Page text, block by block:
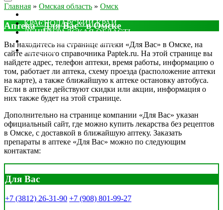
КРАСНОДАРСКИЙ КРАЙ
ЛЕНИНГРАДСКАЯ ОБЛАСТЬ
ДРУГИЕ
Главная » Омская область » Омск
Аптека "Для Вас" в Омске
Вы находитесь на странице аптеки «Для Вас» в Омске, на
сайте аптечного справочника Paptek.ru. На этой странице вы
найдете адрес, телефон аптеки, время работы, информацию о
том, работает ли аптека, схему проезда (расположение аптеки
на карте), а также ближайшую к аптеке остановку автобуса.
Если в аптеке действуют скидки или акции, информация о
них также будет на этой странице.
Дополнительно на странице компании «Для Вас» указан
официальный сайт, где можно купить лекарства без рецептов
в Омске, с доставкой в ближайшую аптеку. Заказать
препараты в аптеке «Для Вас» можно по следующим
контактам:
Для Вас
+7 (3812) 26-31-90 +7 (908) 801-99-27